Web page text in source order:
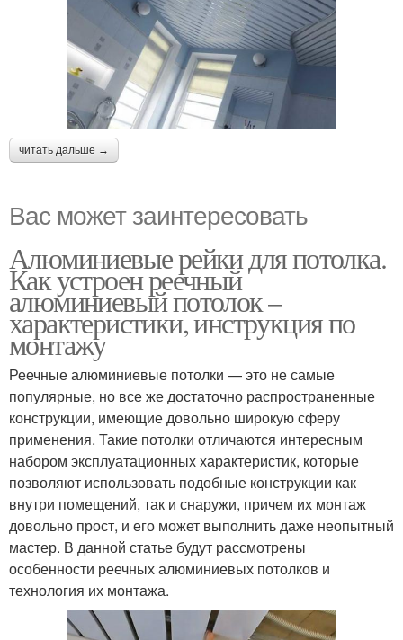
читать дальше →
Вас может заинтересовать
Алюминиевые рейки для потолка.
Как устроен реечный
алюминиевый потолок –
характеристики, инструкция по
монтажу
Реечные алюминиевые потолки — это не самые
популярные, но все же достаточно распространенные
конструкции, имеющие довольно широкую сферу
применения. Такие потолки отличаются интересным
набором эксплуатационных характеристик, которые
позволяют использовать подобные конструкции как
внутри помещений, так и снаружи, причем их монтаж
довольно прост, и его может выполнить даже неопытный
мастер. В данной статье будут рассмотрены
особенности реечных алюминиевых потолков и
технология их монтажа.